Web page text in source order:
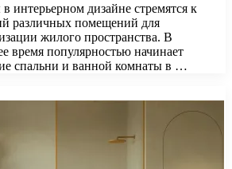
интерьерном дизайне стремятся к
различных помещений для
жилого пространства. В
время популярностью начинает
спальни и ванной комнаты в …